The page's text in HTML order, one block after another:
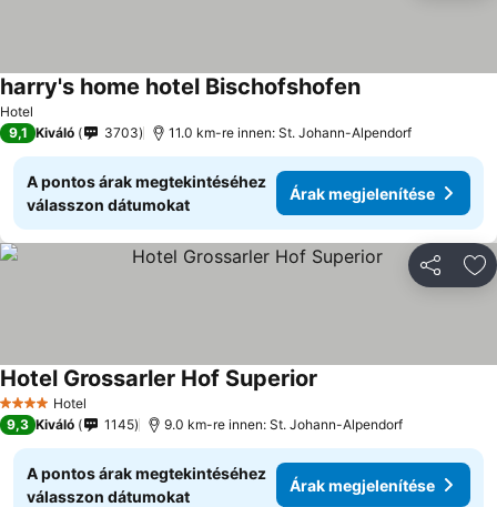
Hotel
harry's home hotel Bischofshofen
9,1 Kiváló 3703 11.0 km-re innen: St. Johann-Alpendorf
A pontos árak megtekintéséhez
válasszon dátumokat
Árak megjelenítése
4 KategóriaHotel
Hotel Grossarler Hof Superior
9,3 Kiváló 1145 9.0 km-re innen: St. Johann-Alpendorf
A pontos árak megtekintéséhez
válasszon dátumokat
Árak megjelenítése